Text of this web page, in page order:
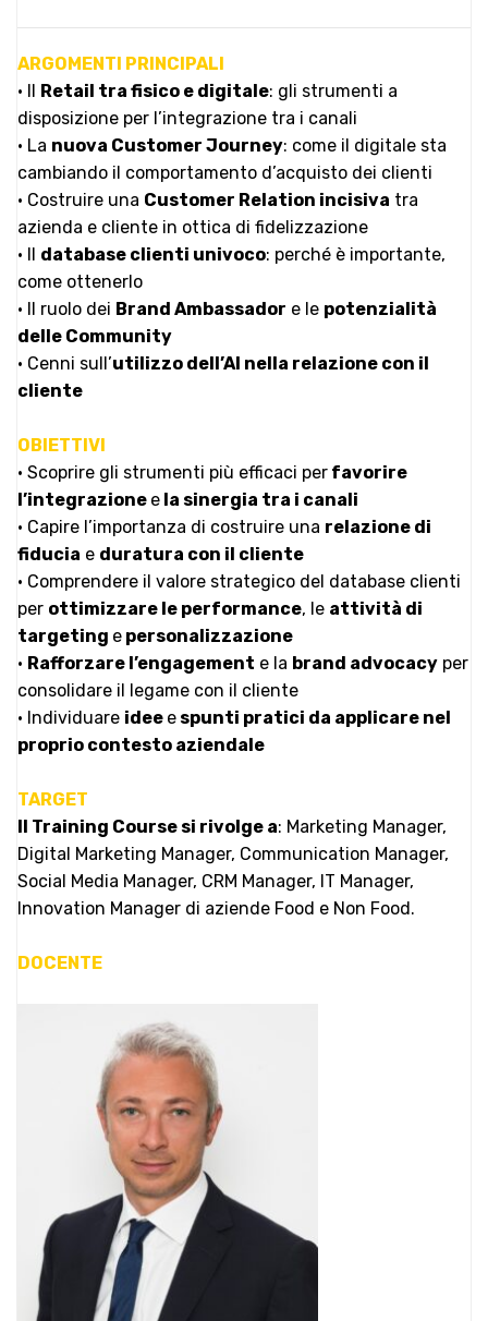
ARGOMENTI PRINCIPALI
• Il Retail tra fisico e digitale: gli strumenti a
disposizione per l’integrazione tra i canali
• La nuova Customer Journey: come il digitale sta
cambiando il comportamento d’acquisto dei clienti
• Costruire una Customer Relation incisiva tra
azienda e cliente in ottica di fidelizzazione
• Il database clienti univoco: perché è importante,
come ottenerlo
• Il ruolo dei Brand Ambassador e le potenzialità
delle Community
• Cenni sull’utilizzo dell’AI nella relazione con il
cliente
OBIETTIVI
• Scoprire gli strumenti più efficaci per favorire
l’integrazione e la sinergia tra i canali
• Capire l’importanza di costruire una relazione di
fiducia e duratura con il cliente
• Comprendere il valore strategico del database clienti
per ottimizzare le performance, le attività di
targeting e personalizzazione
• Rafforzare l’engagement e la brand advocacy per
consolidare il legame con il cliente
• Individuare idee e spunti pratici da applicare nel
proprio contesto aziendale
TARGET
Il Training Course si rivolge a: Marketing Manager,
Digital Marketing Manager, Communication Manager,
Social Media Manager, CRM Manager, IT Manager,
Innovation Manager di aziende Food e Non Food.
DOCENTE